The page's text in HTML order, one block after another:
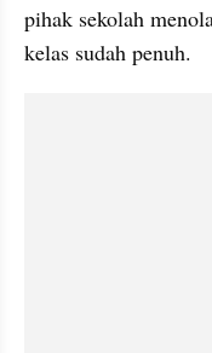
pihak sekolah
kelas sudah penuh.